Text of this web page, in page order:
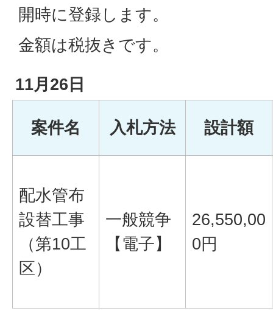
開時に登録します。
金額は税抜きです。
11月26日
案件名 入札方法 設計額
配水管布
設替工事
（第10工
区）
一般競争
【電子】
26,550,00
0円